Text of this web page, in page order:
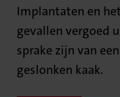
Implantaten en
gevallen vergoed
sprake zijn van
geslonken kaak.